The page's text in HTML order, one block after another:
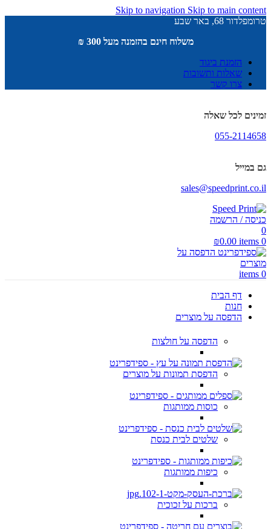
Skip to navigation Skip to main content
טרומפלדור 68, באר שבע
משלוח חינם בהזמנה מעל 300 ₪
הזמנת ביגוד
שאלות ותשובות
צרו קשר
זמינים לכל שאלה
055-2114658
גם במייל
sales@speedprint.co.il
כניסה / הרשמה
0
0
items
₪0.00
0
items
דף הבית
חנות
הדפסה על מוצרים
הדפסה על חולצות
הדפסת תמונות על מוצרים
כוסות ממותגות
שלטים לבית כנסת
כיפות ממותגות
ברכות על זכוכית